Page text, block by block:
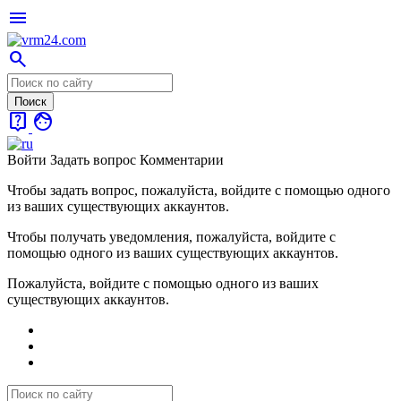
menu
search
live_help face
Войти Задать вопрос Комментарии
Чтобы задать вопрос, пожалуйста, войдите с помощью одного
из ваших существующих аккаунтов.
Чтобы получать уведомления, пожалуйста, войдите с
помощью одного из ваших существующих аккаунтов.
Пожалуйста, войдите с помощью одного из ваших
существующих аккаунтов.